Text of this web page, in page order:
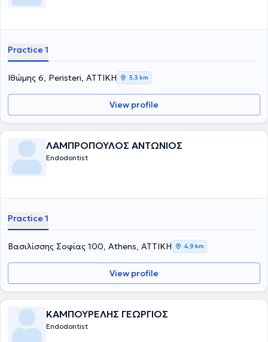
Practice 1
Ιθώμης 6, Peristeri, ΑΤΤΙΚΗ 3,3 km
View profile
ΛΑΜΠΡΟΠΟΥΛΟΣ ΑΝΤΩΝΙΟΣ
Endodontist
Practice 1
Βασιλίσσης Σοφίας 100, Athens, ΑΤΤΙΚΗ 4,9 km
View profile
ΚΑΜΠΟΥΡΕΛΗΣ ΓΕΩΡΓΙΟΣ
Endodontist